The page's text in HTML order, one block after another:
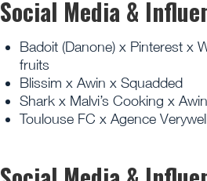
Social Media &
Badoit (Danone) x Pinterest x
fruits
Blissim x Awin x Squadded
Shark x Malvi’s Cooking x Awin
Toulouse FC x Agence